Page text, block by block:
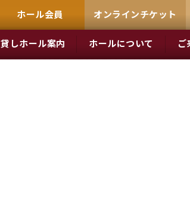
ホール会員 オンラインチケット
貸しホール案内 ホールについて ご